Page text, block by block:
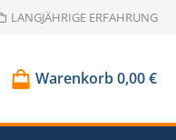
LANGJÄHRIGE ERFAHRUNG
Warenkorb0,00 €